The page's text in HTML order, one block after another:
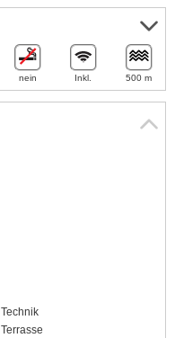
Technik
Terrasse
nein Inkl. 500 m